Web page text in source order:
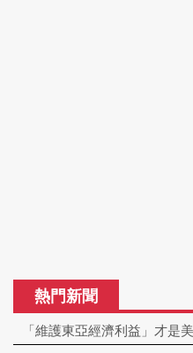
熱門新聞
「維護東亞經濟利益」才是